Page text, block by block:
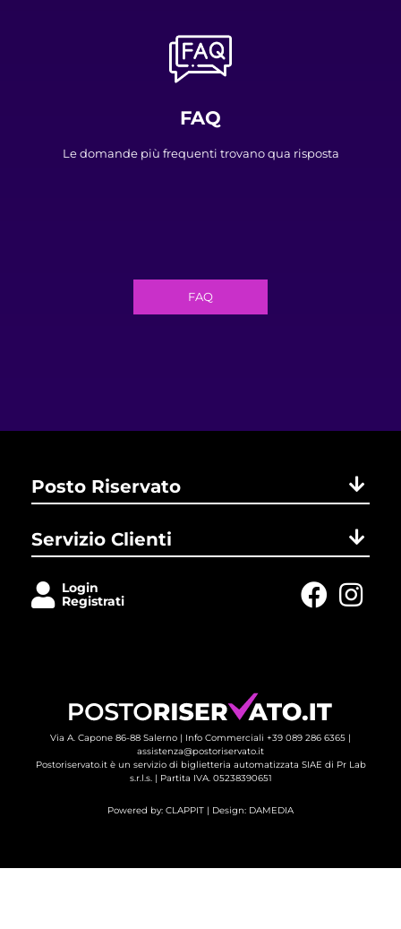
FAQ
Le domande più frequenti trovano qua risposta
FAQ
Posto Riservato
Servizio Clienti
Login
Registrati
Via A. Capone 86-88 Salerno | Info Commerciali +39 089 286 6365 |
assistenza@postoriservato.it
Postoriservato.it è un servizio di biglietteria automatizzata SIAE di Pr Lab
s.r.l.s. | Partita IVA. 05238390651
Powered by: CLAPPIT | Design: DAMEDIA